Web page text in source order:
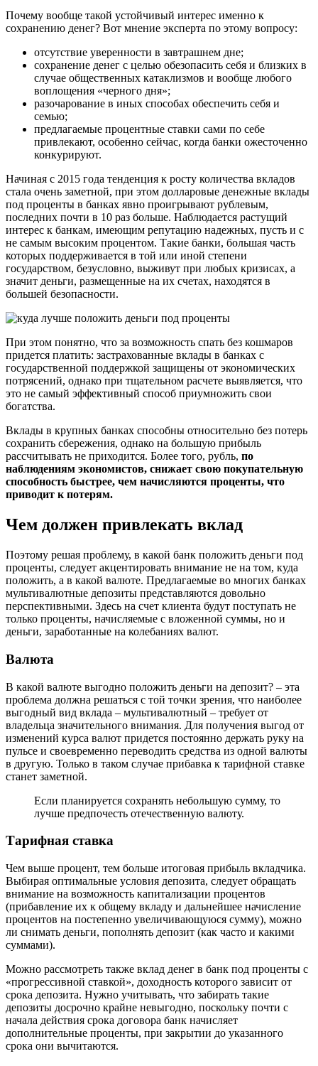
Почему вообще такой устойчивый интерес именно к
сохранению денег? Вот мнение эксперта по этому вопросу:
отсутствие уверенности в завтрашнем дне;
сохранение денег с целью обезопасить себя и близких в
случае общественных катаклизмов и вообще любого
воплощения «черного дня»;
разочарование в иных способах обеспечить себя и
семью;
предлагаемые процентные ставки сами по себе
привлекают, особенно сейчас, когда банки ожесточенно
конкурируют.
Начиная с 2015 года тенденция к росту количества вкладов
стала очень заметной, при этом долларовые денежные вклады
под проценты в банках явно проигрывают рублевым,
последних почти в 10 раз больше. Наблюдается растущий
интерес к банкам, имеющим репутацию надежных, пусть и с
не самым высоким процентом. Такие банки, большая часть
которых поддерживается в той или иной степени
государством, безусловно, выживут при любых кризисах, а
значит деньги, размещенные на их счетах, находятся в
большей безопасности.
При этом понятно, что за возможность спать без кошмаров
придется платить: застрахованные вклады в банках с
государственной поддержкой защищены от экономических
потрясений, однако при тщательном расчете выявляется, что
это не самый эффективный способ приумножить свои
богатства.
Вклады в крупных банках способны относительно без потерь
сохранить сбережения, однако на большую прибыль
рассчитывать не приходится. Более того, рубль, по
наблюдениям экономистов, снижает свою покупательную
способность быстрее, чем начисляются проценты, что
приводит к потерям.
Чем должен привлекать вклад
Поэтому решая проблему, в какой банк положить деньги под
проценты, следует акцентировать внимание не на том, куда
положить, а в какой валюте. Предлагаемые во многих банках
мультивалютные депозиты представляются довольно
перспективными. Здесь на счет клиента будут поступать не
только проценты, начисляемые с вложенной суммы, но и
деньги, заработанные на колебаниях валют.
Валюта
В какой валюте выгодно положить деньги на депозит? – эта
проблема должна решаться с той точки зрения, что наиболее
выгодный вид вклада – мультивалютный – требует от
владельца значительного внимания. Для получения выгод от
изменений курса валют придется постоянно держать руку на
пульсе и своевременно переводить средства из одной валюты
в другую. Только в таком случае прибавка к тарифной ставке
станет заметной.
Если планируется сохранять небольшую сумму, то
лучше предпочесть отечественную валюту.
Тарифная ставка
Чем выше процент, тем больше итоговая прибыль вкладчика.
Выбирая оптимальные условия депозита, следует обращать
внимание на возможность капитализации процентов
(прибавление их к общему вкладу и дальнейшее начисление
процентов на постепенно увеличивающуюся сумму), можно
ли снимать деньги, пополнять депозит (как часто и какими
суммами).
Можно рассмотреть также вклад денег в банк под проценты с
«прогрессивной ставкой», доходность которого зависит от
срока депозита. Нужно учитывать, что забирать такие
депозиты досрочно крайне невыгодно, поскольку почти с
начала действия срока договора банк начисляет
дополнительные проценты, при закрытии до указанного
срока они вычитаются.